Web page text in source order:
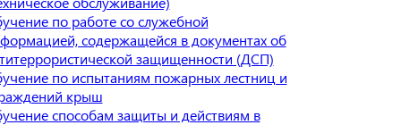
по работе со служебной
содержащейся в документах об
защищенности (ДСП)
по испытаниям пожарных лестниц и
крыш
способам защиты и действиям в